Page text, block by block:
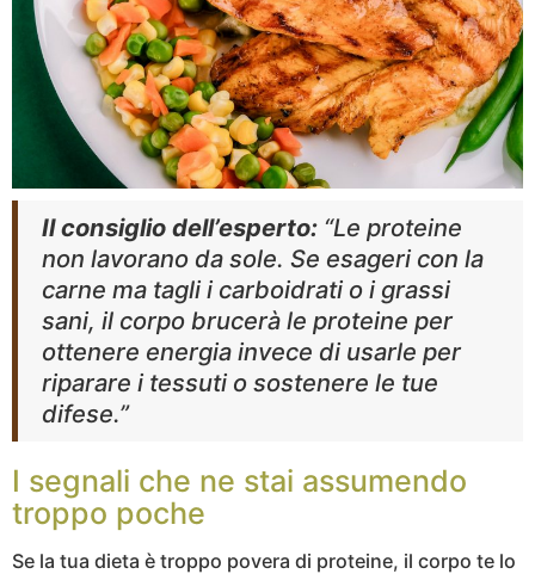
Il consiglio dell’esperto: “Le proteine
non lavorano da sole. Se esageri con la
carne ma tagli i carboidrati o i grassi
sani, il corpo brucerà le proteine per
ottenere energia invece di usarle per
riparare i tessuti o sostenere le tue
difese.”
I segnali che ne stai assumendo
troppo poche
Se la tua dieta è troppo povera di proteine, il corpo te lo